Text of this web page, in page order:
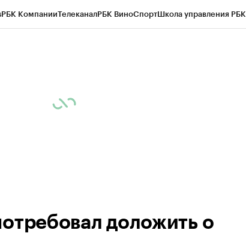
РБК КомпанииТелеканалРБК ВиноСпортШкола управления РБК
доложить о